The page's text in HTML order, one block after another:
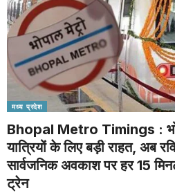
मध्य प्रदेश
Bhopal Metro Timings :
यात्रियों के लिए बड़ी राहत, अब
सार्वजनिक अवकाश पर हर 15
ट्रेन